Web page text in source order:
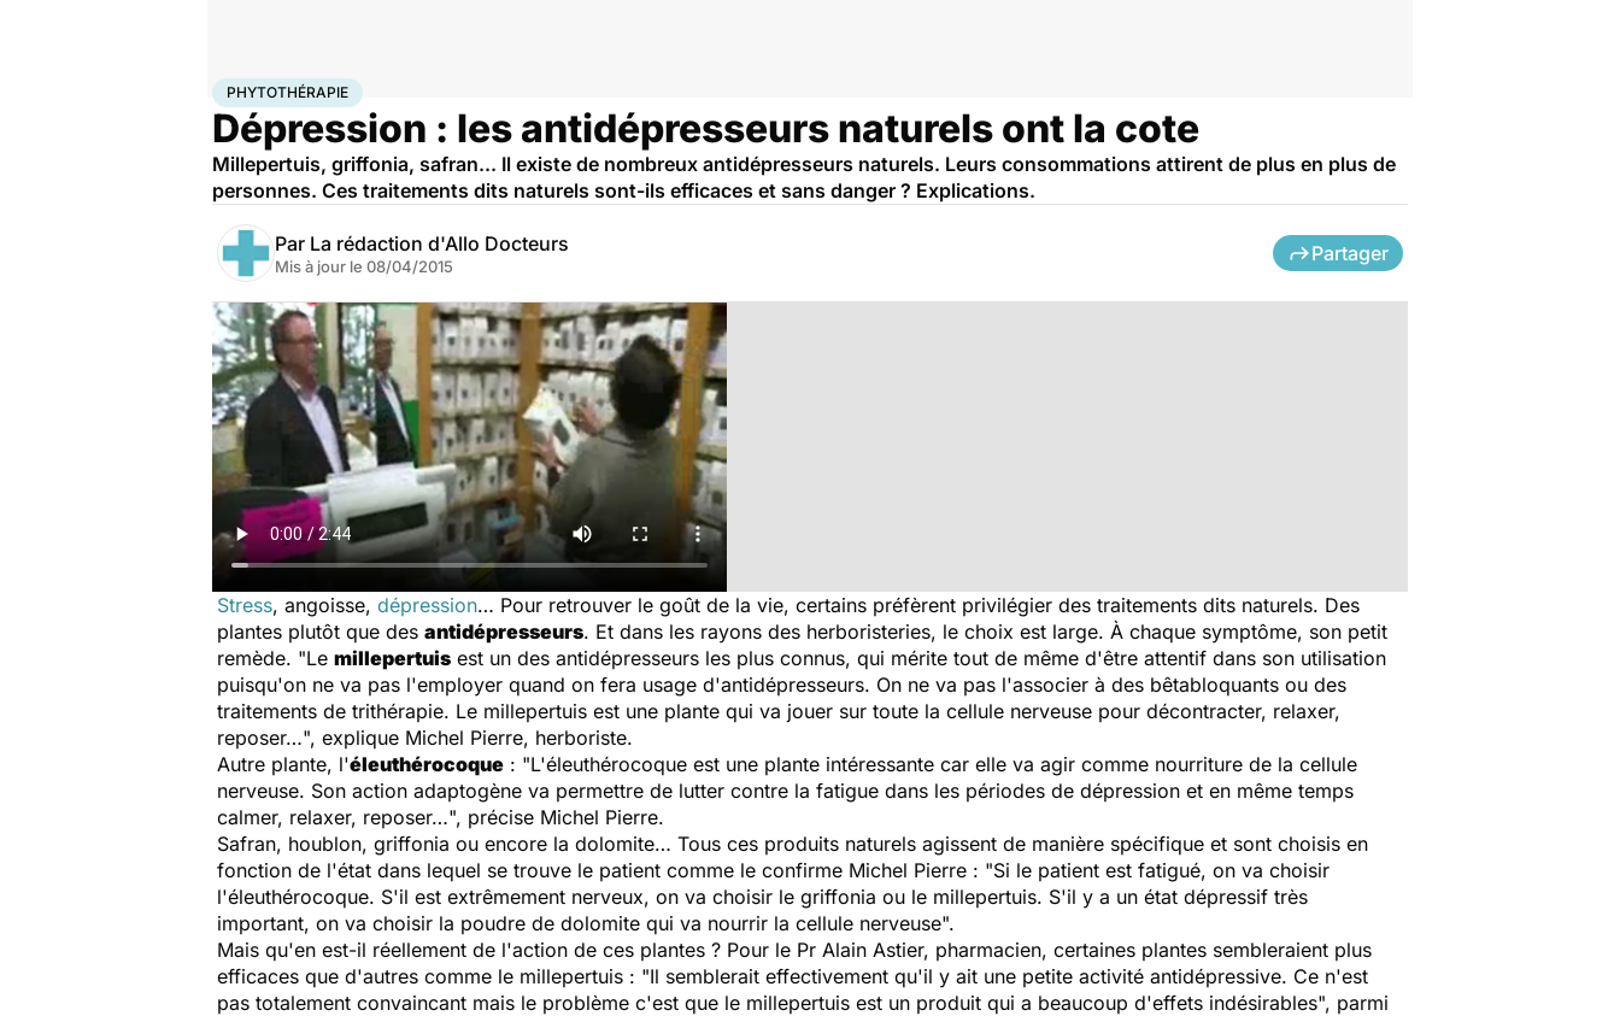
AccueilBien-êtrePhytothérapie
PHYTOTHÉRAPIE
Dépression : les antidépresseurs naturels ont la cote
Millepertuis, griffonia, safran... Il existe de nombreux antidépresseurs naturels. Leurs consommations attirent de plus en plus de
personnes. Ces traitements dits naturels sont-ils efficaces et sans danger ? Explications.
Par La rédaction d'Allo Docteurs
Mis à jour le 08/04/2015
Partager
Stress, angoisse, dépression… Pour retrouver le goût de la vie, certains préfèrent privilégier des traitements dits naturels. Des
plantes plutôt que des antidépresseurs. Et dans les rayons des herboristeries, le choix est large. À chaque symptôme, son petit
remède. "Le millepertuis est un des antidépresseurs les plus connus, qui mérite tout de même d'être attentif dans son utilisation
puisqu'on ne va pas l'employer quand on fera usage d'antidépresseurs. On ne va pas l'associer à des bêtabloquants ou des
traitements de trithérapie. Le millepertuis est une plante qui va jouer sur toute la cellule nerveuse pour décontracter, relaxer,
reposer…", explique Michel Pierre, herboriste.
Autre plante, l'éleuthérocoque : "L'éleuthérocoque est une plante intéressante car elle va agir comme nourriture de la cellule
nerveuse. Son action adaptogène va permettre de lutter contre la fatigue dans les périodes de dépression et en même temps
calmer, relaxer, reposer…", précise Michel Pierre.
Safran, houblon, griffonia ou encore la dolomite… Tous ces produits naturels agissent de manière spécifique et sont choisis en
fonction de l'état dans lequel se trouve le patient comme le confirme Michel Pierre : "Si le patient est fatigué, on va choisir
l'éleuthérocoque. S'il est extrêmement nerveux, on va choisir le griffonia ou le millepertuis. S'il y a un état dépressif très
important, on va choisir la poudre de dolomite qui va nourrir la cellule nerveuse".
Mais qu'en est-il réellement de l'action de ces plantes ? Pour le Pr Alain Astier, pharmacien, certaines plantes sembleraient plus
efficaces que d'autres comme le millepertuis : "Il semblerait effectivement qu'il y ait une petite activité antidépressive. Ce n'est
pas totalement convaincant mais le problème c'est que le millepertuis est un produit qui a beaucoup d'effets indésirables", parmi